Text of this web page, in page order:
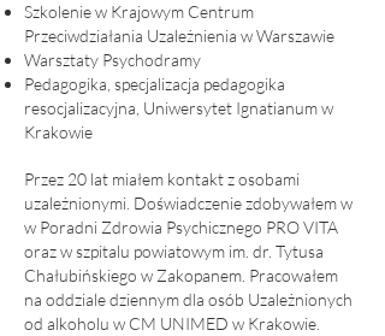
Szkolenie w Krajowym Centrum
Przeciwdziałania Uzależnienia w Warszawie
Warsztaty Psychodramy
Pedagogika, specjalizacja pedagogika
resocjalizacyjna, Uniwersytet Ignatianum w
Krakowie
Przez 20 lat miałem kontakt z osobami
uzależnionymi. Doświadczenie zdobywałem w
w Poradni Zdrowia Psychicznego PRO VITA
oraz w szpitalu powiatowym im. dr. Tytusa
Chałubińskiego w Zakopanem. Pracowałem
na oddziale dziennym dla osób Uzależnionych
od alkoholu w CM UNIMED w Krakowie.